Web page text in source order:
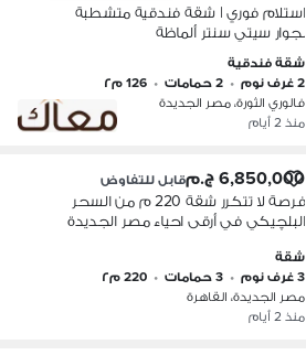
استلام فوري | شقة فندقية متشطبة
بجوار سيتي سنتر ألماظة
شقة فندقية
2 غرف نوم
• 2 حمامات • 126 م٢
فالوري الثورة، مصر الجديدة
منذ 2 أيام
6,850,000 ج.م قابل للتفاوض
فرصة لا تتكرر شقة 220 م من السحر
البلچيكي في أرقى احياء مصر الجديدة
شقة
3 غرف نوم
• 3 حمامات • 220 م٢
مصر الجديدة، القاهرة
منذ 2 أيام